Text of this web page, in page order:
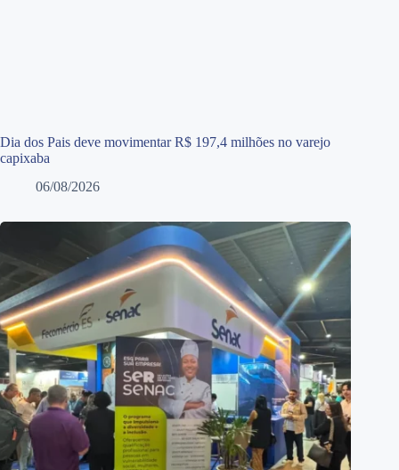
Dia dos Pais deve movimentar R$ 197,4 milhões no varejo
capixaba
06/08/2026